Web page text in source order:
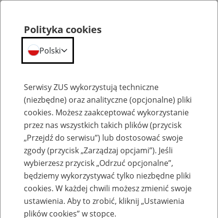
Komunikaty
Komunikaty techniczne
Polityka cookies
Polski
Serwisy ZUS wykorzystują techniczne
(niezbędne) oraz analityczne (opcjonalne) pliki
cookies. Możesz zaakceptować wykorzystanie
przez nas wszystkich takich plików (przycisk
„Przejdź do serwisu”) lub dostosować swoje
zgody (przycisk „Zarządzaj opcjami”). Jeśli
wybierzesz przycisk „Odrzuć opcjonalne”,
będziemy wykorzystywać tylko niezbędne pliki
cookies. W każdej chwili możesz zmienić swoje
ustawienia. Aby to zrobić, kliknij „Ustawienia
plików cookies” w stopce.